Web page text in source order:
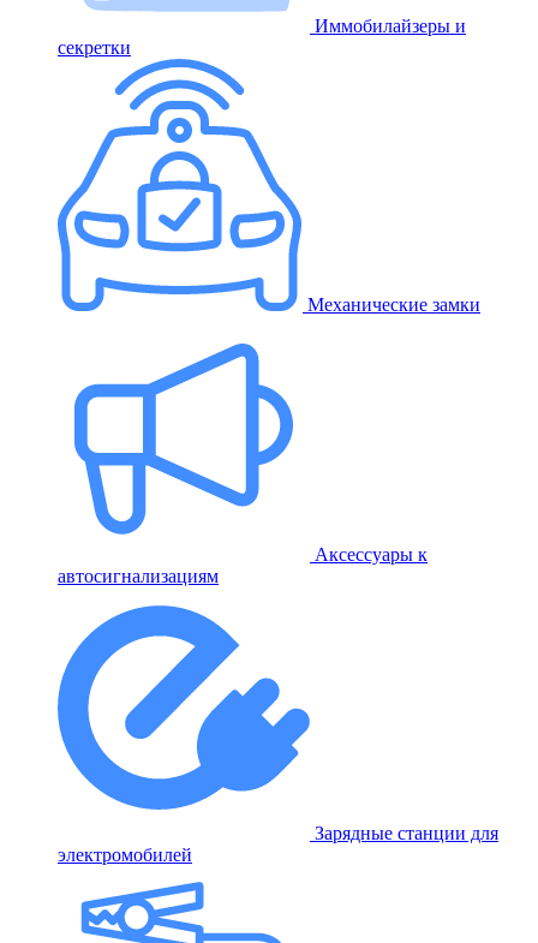
Иммобилайзеры и
секретки
Механические замки
Аксессуары к
автосигнализациям
Зарядные станции для
электромобилей